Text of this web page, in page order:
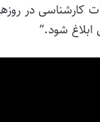
کارشناسی در
شود.”